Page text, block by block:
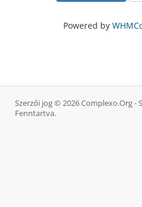
Powered by
Szerzői jog © 2026 Complexo.Org -
Fenntartva.